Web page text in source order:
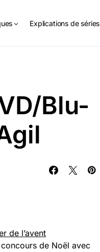
Explications de séries
Blu-
de l’avent
de Noël avec